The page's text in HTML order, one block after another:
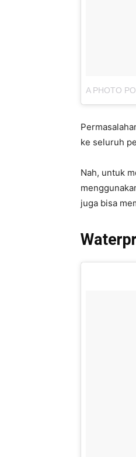
A PHOTO
ke seluruh
Nah, untuk
juga bisa